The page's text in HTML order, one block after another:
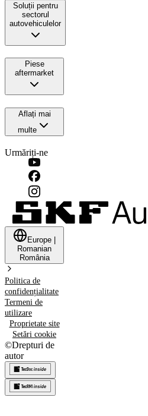
Soluții pentru
sectorul
autovehiculelor
Piese
aftermarket
Aflați mai
multe
Urmăriți-ne
Europe
Romanian
România
Politica de
confidențialitate
Termeni de
utilizare
Proprietate site
Setări cookie
©Drepturi de
autor